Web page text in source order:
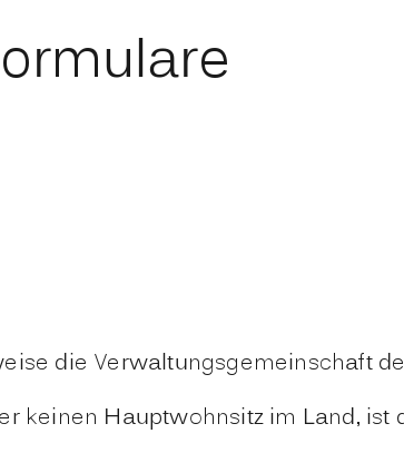
die Verwaltungsgemeinschaft
keinen Hauptwohnsitz im Land, ist